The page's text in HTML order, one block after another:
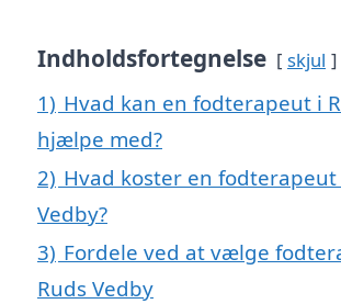
Indholdsfortegnelse skjul
1) Hvad kan en fodterapeut i
hjælpe med?
2) Hvad koster en fodterapeut
Vedby?
3) Fordele ved at vælge
Ruds Vedby